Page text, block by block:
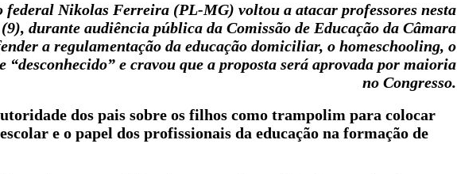
federal Nikolas Ferreira (PL-MG) voltou a atacar professores nesta
durante audiência pública da Comissão de Educação da Câmara
a regulamentação da educação domiciliar, o homeschooling, o
“desconhecido” e cravou que a proposta será aprovada por maioria
no Congresso.
dos pais sobre os filhos como trampolim para colocar
e o papel dos profissionais da educação na formação de